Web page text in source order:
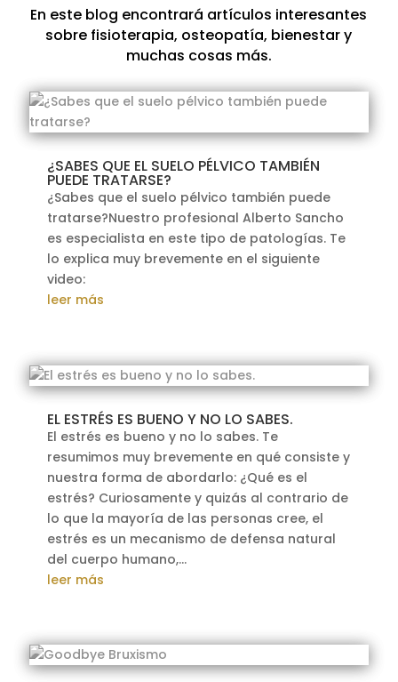
En este blog encontrará artículos interesantes
sobre fisioterapia, osteopatía, bienestar y
muchas cosas más.
¿SABES QUE EL SUELO PÉLVICO TAMBIÉN
PUEDE TRATARSE?
¿Sabes que el suelo pélvico también puede
tratarse?Nuestro profesional Alberto Sancho
es especialista en este tipo de patologías. Te
lo explica muy brevemente en el siguiente
video:
leer más
EL ESTRÉS ES BUENO Y NO LO SABES.
El estrés es bueno y no lo sabes. Te
resumimos muy brevemente en qué consiste y
nuestra forma de abordarlo: ¿Qué es el
estrés? Curiosamente y quizás al contrario de
lo que la mayoría de las personas cree, el
estrés es un mecanismo de defensa natural
del cuerpo humano,...
leer más